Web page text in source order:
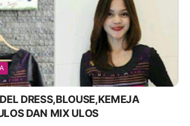
DRESS,BLOUSE,KEMEJA
DAN MIX ULOS